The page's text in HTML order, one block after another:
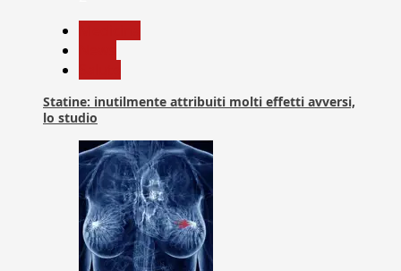
Statine: inutilmente attribuiti molti effetti avversi,
lo studio